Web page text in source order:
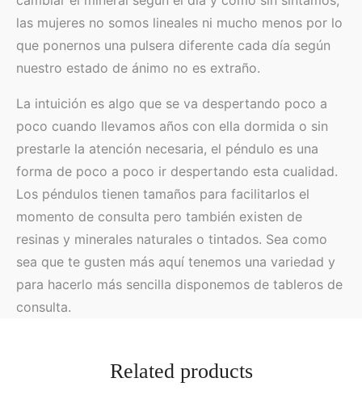
las mujeres no somos lineales ni mucho menos por lo
que ponernos una pulsera diferente cada día según
nuestro estado de ánimo no es extraño.
La intuición es algo que se va despertando poco a
poco cuando llevamos años con ella dormida o sin
prestarle la atención necesaria, el péndulo es una
forma de poco a poco ir despertando esta cualidad.
Los péndulos tienen tamaños para facilitarlos el
momento de consulta pero también existen de
resinas y minerales naturales o tintados. Sea como
sea que te gusten más aquí tenemos una variedad y
para hacerlo más sencilla disponemos de tableros de
consulta.
Related products